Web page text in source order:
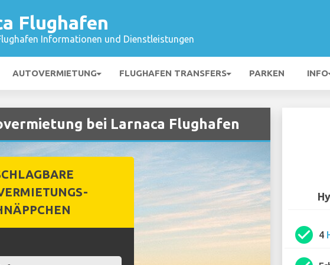
Flughafen
Informationen und Dienstleistungen
AUTOVERMIETUNG FLUGHAFEN TRANSFERS PARKEN INFO
bei Larnaca Flughafen
check_circle 4